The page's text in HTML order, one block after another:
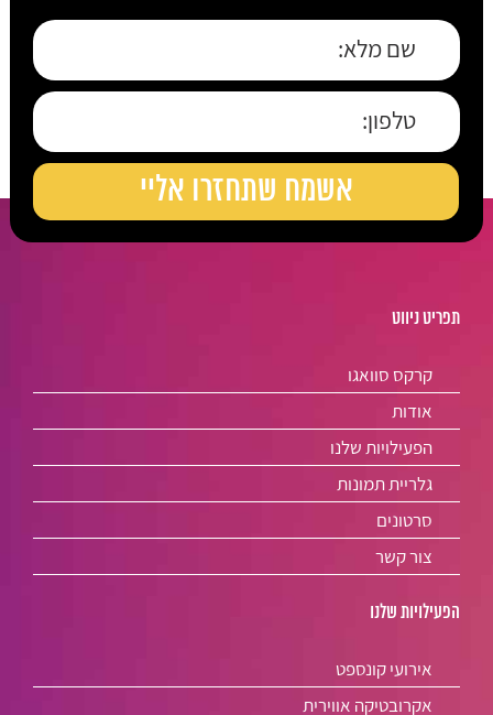
תפריט ניווט
קרקס סוואגו
אודות
הפעילויות שלנו
גלריית תמונות
סרטונים
צור קשר
הפעילויות שלנו
אירועי קונספט
אקרובטיקה אווירית